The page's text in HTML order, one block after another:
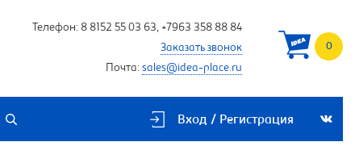
Телефон: 8 8152 55 03 63, +7963 358 88 84
Заказать звонок
Почта: sales@idea-place.ru
0
Вход / Регистрация